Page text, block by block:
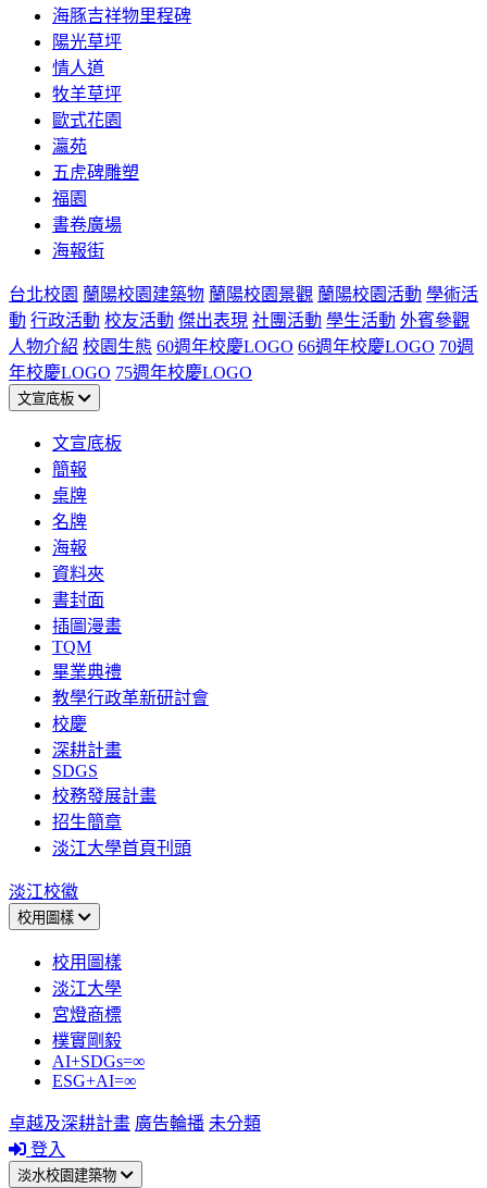
海豚吉祥物里程碑
陽光草坪
情人道
牧羊草坪
歐式花園
瀛苑
五虎碑雕塑
福園
書卷廣場
海報街
台北校園 蘭陽校園建築物 蘭陽校園景觀 蘭陽校園活動 學術活
動 行政活動 校友活動 傑出表現 社團活動 學生活動 外賓參觀
人物介紹 校園生態 60週年校慶LOGO 66週年校慶LOGO 70週
年校慶LOGO 75週年校慶LOGO
文宣底板
文宣底板
簡報
桌牌
名牌
海報
資料夾
書封面
插圖漫畫
TQM
畢業典禮
教學行政革新研討會
校慶
深耕計畫
SDGS
校務發展計畫
招生簡章
淡江大學首頁刊頭
淡江校徽
校用圖樣
校用圖樣
淡江大學
宮燈商標
樸實剛毅
AI+SDGs=∞
ESG+AI=∞
卓越及深耕計畫 廣告輪播 未分類
登入
淡水校園建築物